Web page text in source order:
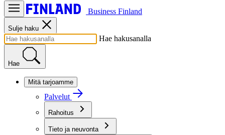
Business Finland
Sulje haku
Hae hakusanalla
Hae
Mitä tarjoamme
Palvelut
Rahoitus
Tieto ja neuvonta